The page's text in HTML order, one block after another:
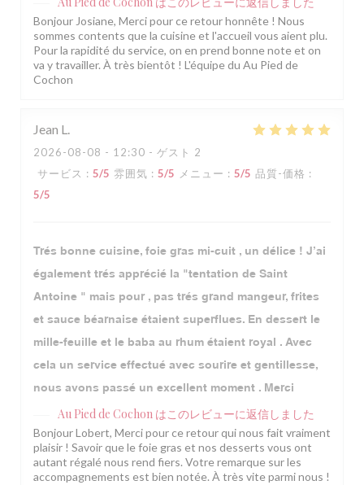
Bonjour Josiane, Merci pour ce retour honnête ! Nous
sommes contents que la cuisine et l'accueil vous aient plu.
Pour la rapidité du service, on en prend bonne note et on
va y travailler. À très bientôt ! L'équipe du Au Pied de
Cochon
Jean L
2026-08-08 - 12:30 - ゲスト 2
サービス : 5/5 雰囲気 : 5/5 メニュー : 5/5 品質-価格 :
5/5
Trés bonne cuisine, foie gras mi-cuit , un délice ! J’ai
également trés apprécié la "tentation de Saint
Antoine " mais pour , pas trés grand mangeur, frites
et sauce béarnaise étaient superflues. En dessert le
mille-feuille et le baba au rhum étaient royal . Avec
cela un service effectué avec sourire et gentillesse,
nous avons passé un excellent moment . Merci
Au Pied de Cochon はこのレビューに返信しました
Bonjour Lobert, Merci pour ce retour qui nous fait vraiment
plaisir ! Savoir que le foie gras et nos desserts vous ont
autant régalé nous rend fiers. Votre remarque sur les
accompagnements est bien notée. À très vite parmi nous !